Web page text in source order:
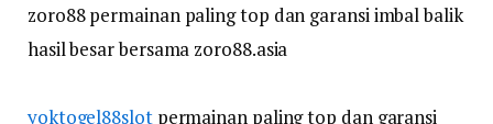
zoro88 permainan paling top dan garansi imbal balik
hasil besar bersama zoro88.asia
yoktogel88slotpermainan paling top dan garansi